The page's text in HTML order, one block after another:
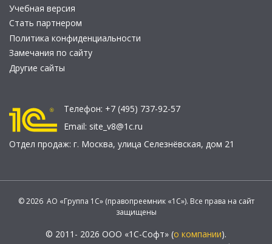
Учебная версия
Стать партнером
Политика конфиденциальности
Замечания по сайту
Другие сайты
Телефон: +7 (495) 737-92-57
Email: site_v8@1c.ru
Отдел продаж: г. Москва, улица Селезнёвская, дом 21
© 2026 АО «Группа 1С» (правопреемник «1С»). Все права на сайт
защищены
© 2011- 2026 ООО «1С-Софт» (о компании).